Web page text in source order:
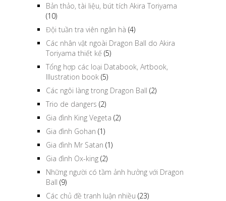
Bản thảo, tài liệu, bút tích Akira Toriyama
(10)
Đội tuần tra viên ngân hà (4)
Các nhân vật ngoài Dragon Ball do Akira
Toriyama thiết kế (5)
Tổng hợp các loại Databook, Artbook,
Illustration book (5)
Các ngôi làng trong Dragon Ball (2)
Trio de dangers (2)
Gia đình King Vegeta (2)
Gia đình Gohan (1)
Gia đình Mr Satan (1)
Gia đình Ox-king (2)
Những người có tầm ảnh hưởng với Dragon
Ball (9)
Các chủ đề tranh luận nhiều (23)